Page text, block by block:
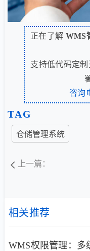
正在了解 WMS
支持低代码定
咨询
TAG
仓储管理系统
上一篇：
相关推荐
WMS权限管理：多